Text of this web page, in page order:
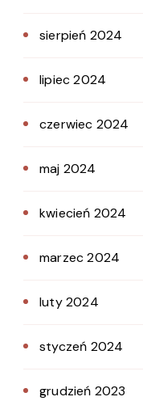
sierpień 2024
lipiec 2024
czerwiec 2024
maj 2024
kwiecień 2024
marzec 2024
luty 2024
styczeń 2024
grudzień 2023